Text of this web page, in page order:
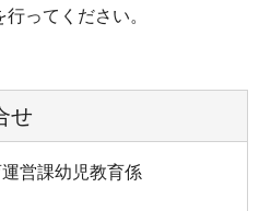
ってください。
せ
営課幼児教育係